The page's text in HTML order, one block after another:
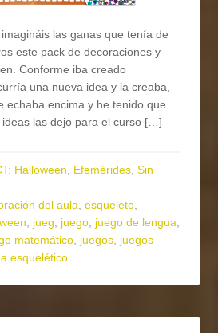
las ganas que tenía de
este pack de decoraciones y
Conforme iba creado
una nueva idea y la creaba,
echaba encima y he tenido que
las dejo para el curso […]
Halloween, Efemérides,Sin
del aula,esqueleto,
, jueg, juego, juego de lengua,
matemático, juegos, juegos
esquelético